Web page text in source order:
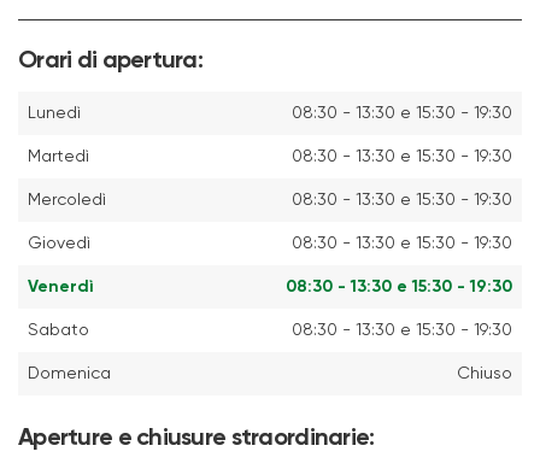
Orari di apertura:
Lunedì 08:30 - 13:30 e 15:30 - 19:30
Martedì 08:30 - 13:30 e 15:30 - 19:30
Mercoledì 08:30 - 13:30 e 15:30 - 19:30
Giovedì 08:30 - 13:30 e 15:30 - 19:30
Venerdì 08:30 - 13:30 e 15:30 - 19:30
Sabato 08:30 - 13:30 e 15:30 - 19:30
Domenica Chiuso
Aperture e chiusure straordinarie: